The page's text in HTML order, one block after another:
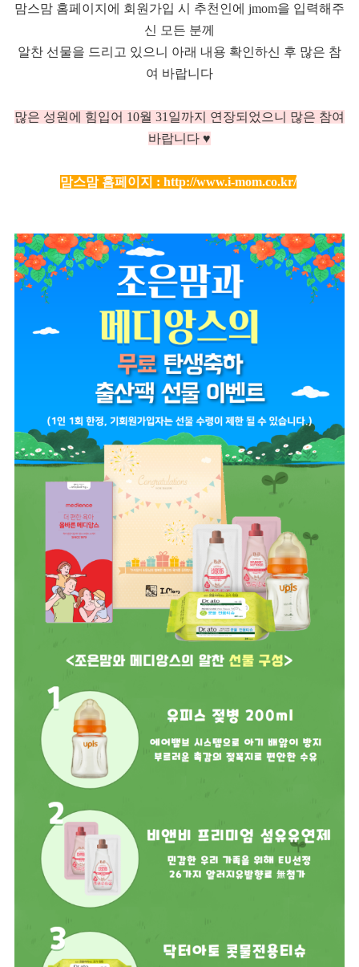
맘스맘 홈페이지에 회원가입 시 추천인에 jmom을 입력해주
신 모든 분께
알찬 선물을 드리고 있으니 아래 내용 확인하신 후 많은 참
여 바랍니다
많은 성원에 힘입어 10월 31일까지 연장되었으니 많은 참여
바랍니다 ♥
맘스맘 홈페이지 : http://www.i-mom.co.kr/